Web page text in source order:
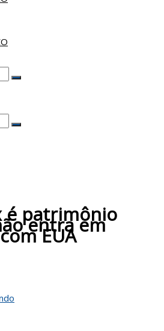
é patrimônio
entra em
EUA